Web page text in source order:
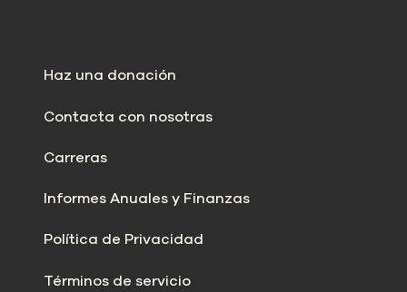
Haz una donación
Contacta con nosotras
Carreras
Informes Anuales y Finanzas
Política de Privacidad
Términos de servicio